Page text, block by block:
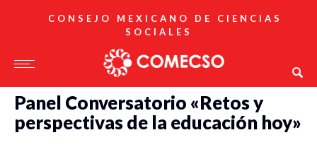
CONSEJO MEXICANO DE CIENCIAS
SOCIALES
Panel Conversatorio «Retos y
perspectivas de la educación hoy»